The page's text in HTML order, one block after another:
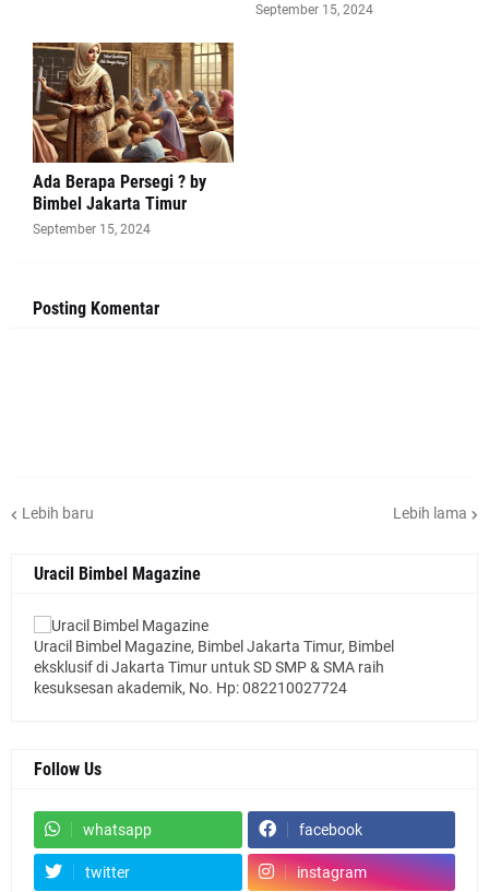
September 15, 2024
Ada Berapa Persegi ? by
Bimbel Jakarta Timur
September 15, 2024
Posting Komentar
Lebih baru Lebih lama
Uracil Bimbel Magazine
Uracil Bimbel Magazine, Bimbel Jakarta Timur, Bimbel
eksklusif di Jakarta Timur untuk SD SMP & SMA raih
kesuksesan akademik, No. Hp: 082210027724
Follow Us
whatsapp facebook
twitter instagram